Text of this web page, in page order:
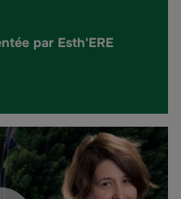
par Esth'ERE